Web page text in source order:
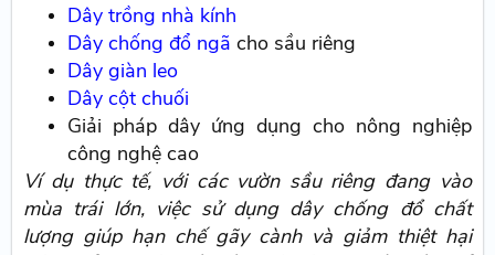
Dây trồng nhà kính
Dây chống đổ ngã cho sầu riêng
Dây giàn leo
Dây cột chuối
Giải pháp dây ứng dụng cho nông nghiệp
công nghệ cao
Ví dụ thực tế, với các vườn sầu riêng đang vào
mùa trái lớn, việc sử dụng dây chống đổ chất
lượng giúp hạn chế gãy cành và giảm thiệt hại